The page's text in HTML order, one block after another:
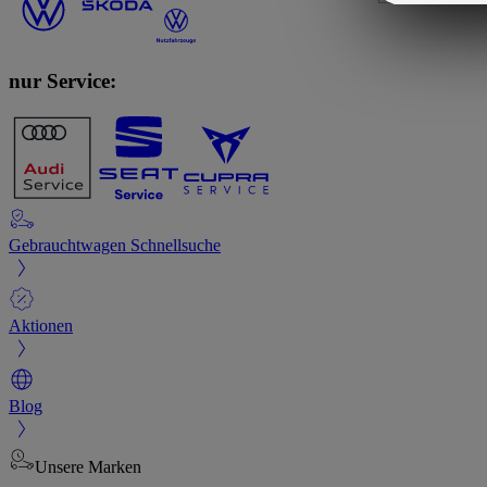
nur Service:
Gebrauchtwagen Schnellsuche
Aktionen
Blog
Unsere Marken